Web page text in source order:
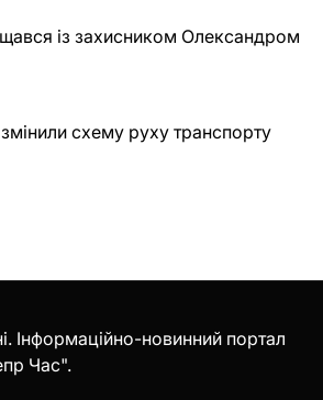
із захисником Олександром
схему руху транспорту
Інформаційно-новинний портал
Час".